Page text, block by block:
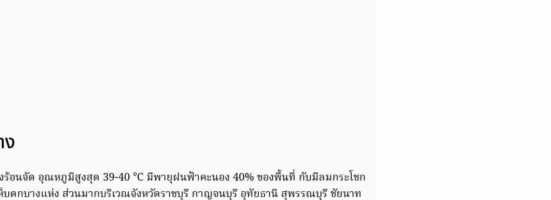
ร้อนจัด อุณหภูมิสูงสุด 39-40 °C มีพายุฝนฟ้าคะนอง 40% ของพื้นที่ กับมีลมกระโชก
บตกบางแห่ง ส่วนมากบริเวณจังหวัดราชบุรี กาญจนบุรี อุทัยธานี สุพรรณบุรี ชัยนาท